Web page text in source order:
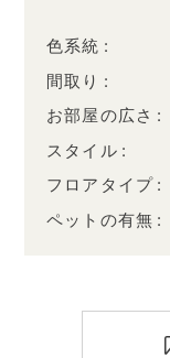
色系統
間取り
お部屋の広さ
スタイル
フロアタイプ
ペットの有無